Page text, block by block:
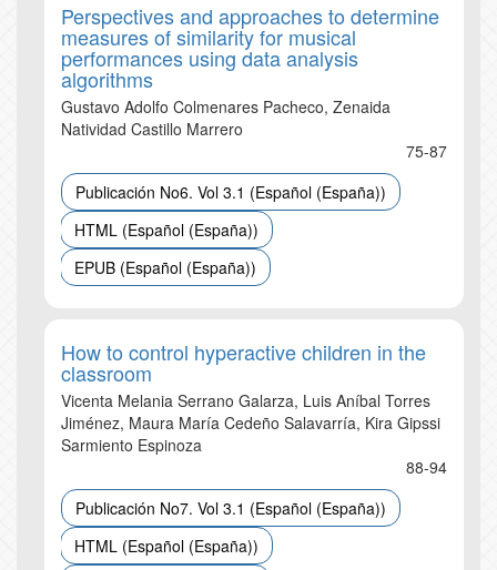
Perspectives and approaches to determine
measures of similarity for musical
performances using data analysis
algorithms
Gustavo Adolfo Colmenares Pacheco, Zenaida
Natividad Castillo Marrero
75-87
Publicación No6. Vol 3.1 (Español (España))
HTML (Español (España))
EPUB (Español (España))
How to control hyperactive children in the
classroom
Vicenta Melania Serrano Galarza, Luis Aníbal Torres
Jiménez, Maura María Cedeño Salavarría, Kira Gipssi
Sarmiento Espinoza
88-94
Publicación No7. Vol 3.1 (Español (España))
HTML (Español (España))